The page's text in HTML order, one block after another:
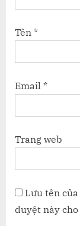
Tên *
Email *
Trang web
Lưu tên
duyệt này